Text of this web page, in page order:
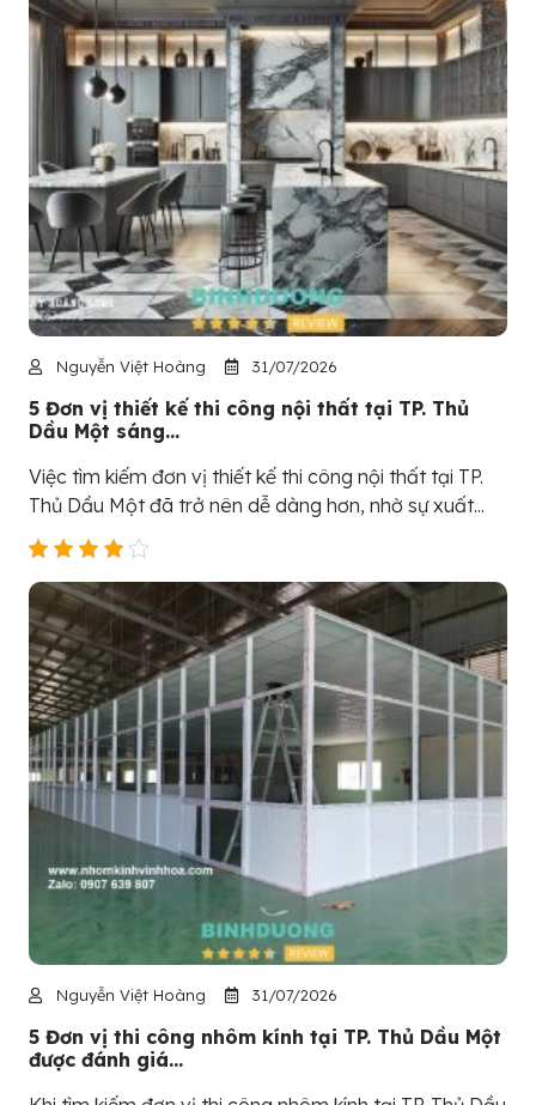
Nguyễn Việt Hoàng 31/07/2026
5 Đơn vị thiết kế thi công nội thất tại TP. Thủ
Dầu Một sáng...
Việc tìm kiếm đơn vị thiết kế thi công nội thất tại TP.
Thủ Dầu Một đã trở nên dễ dàng hơn, nhờ sự xuất...
Nguyễn Việt Hoàng 31/07/2026
5 Đơn vị thi công nhôm kính tại TP. Thủ Dầu Một
được đánh giá...